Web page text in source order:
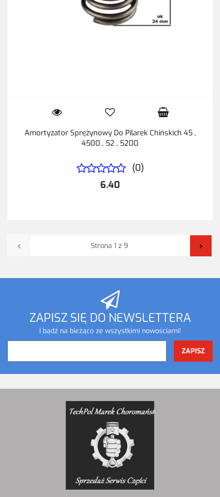
Amortyzator Sprężynowy Do Pilarek Chińskich 45 ,
4500 , 52 , 5200
(0)
6.40
ZAPISZ SIĘ DO NEWSLETTERA
I bądź na bieżąco ze wszystkimi nowościami!